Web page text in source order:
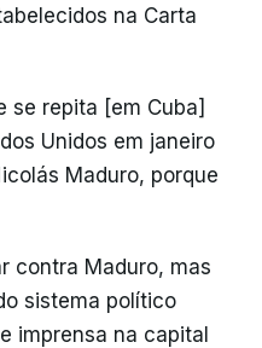
na Carta
se repita [em Cuba]
Unidos em janeiro
Maduro, porque
contra Maduro, mas
sistema político
imprensa na capital